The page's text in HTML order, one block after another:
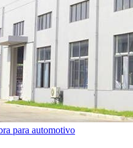
para automotivo